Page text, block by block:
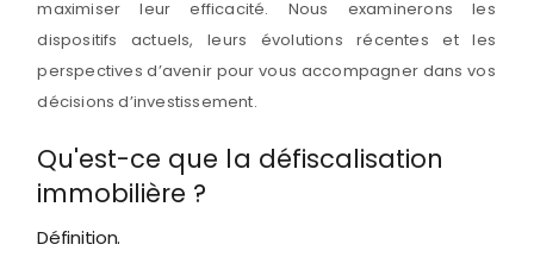
maximiser leur efficacité. Nous examinerons les
dispositifs actuels, leurs évolutions récentes et les
perspectives d’avenir pour vous accompagner dans vos
décisions d’investissement.
Qu'est-ce que la défiscalisation
immobilière ?
Définition.